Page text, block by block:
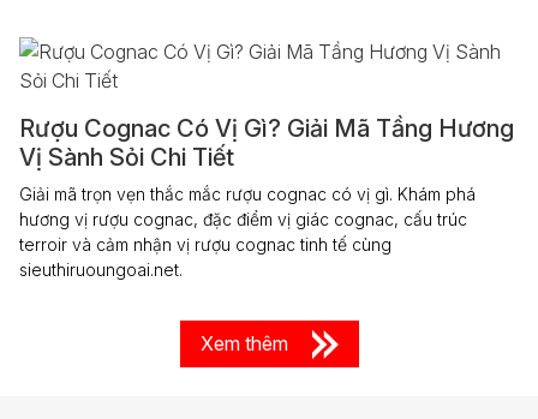
Rượu Cognac Có Vị Gì? Giải Mã Tầng Hương
Vị Sành Sỏi Chi Tiết
Giải mã trọn vẹn thắc mắc rượu cognac có vị gì. Khám phá
hương vị rượu cognac, đặc điểm vị giác cognac, cấu trúc
terroir và cảm nhận vị rượu cognac tinh tế cùng
sieuthiruoungoai.net.
Xem thêm